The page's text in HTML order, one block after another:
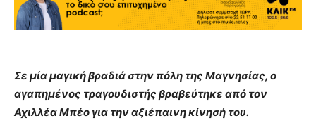
Σε μία μαγική βραδιά στην πόλη της Μαγνησίας, ο
αγαπημένος τραγουδιστής βραβεύτηκε από τον
Αχιλλέα Μπέο για την αξιέπαινη κίνησή του.